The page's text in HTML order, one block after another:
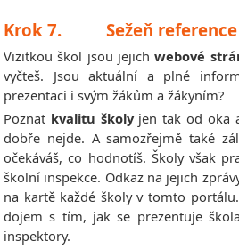
Krok 7. Sežeň reference
Vizitkou škol jsou jejichwebové
vyčteš. Jsou aktuální a plné
prezentaci i svým žákům a žákyním?
Poznat kvalitu školyjen tak od oka
dobře nejde. A samozřejmě také
očekáváš, co hodnotíš. Školy však
školní inspekce. Odkaz na jejich
na kartě každé školy v tomto
dojem s tím, jak se prezentuje
inspektory.